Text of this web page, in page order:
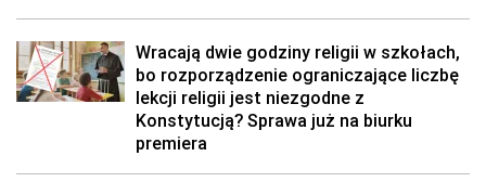
Wracają dwie godziny religii w szkołach,
bo rozporządzenie ograniczające liczbę
lekcji religii jest niezgodne z
Konstytucją? Sprawa już na biurku
premiera